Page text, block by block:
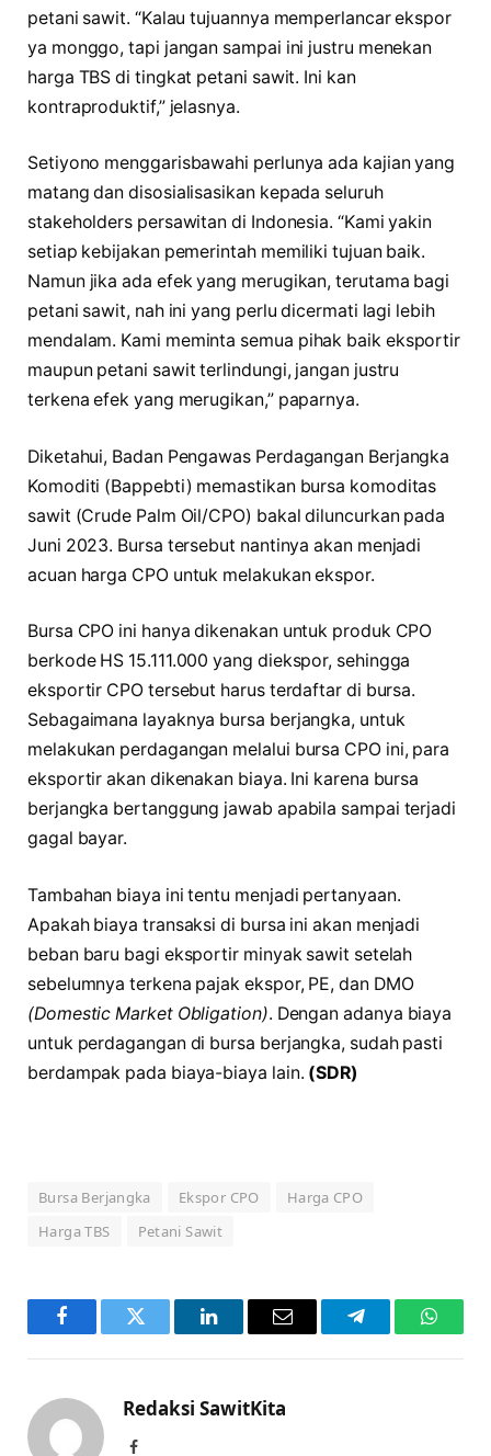
petani sawit. “Kalau tujuannya memperlancar ekspor
ya monggo, tapi jangan sampai ini justru menekan
harga TBS di tingkat petani sawit. Ini kan
kontraproduktif,” jelasnya.
Setiyono menggarisbawahi perlunya ada kajian yang
matang dan disosialisasikan kepada seluruh
stakeholders persawitan di Indonesia. “Kami yakin
setiap kebijakan pemerintah memiliki tujuan baik.
Namun jika ada efek yang merugikan, terutama bagi
petani sawit, nah ini yang perlu dicermati lagi lebih
mendalam. Kami meminta semua pihak baik eksportir
maupun petani sawit terlindungi, jangan justru
terkena efek yang merugikan,” paparnya.
Diketahui, Badan Pengawas Perdagangan Berjangka
Komoditi (Bappebti) memastikan bursa komoditas
sawit (Crude Palm Oil/CPO) bakal diluncurkan pada
Juni 2023. Bursa tersebut nantinya akan menjadi
acuan harga CPO untuk melakukan ekspor.
Bursa CPO ini hanya dikenakan untuk produk CPO
berkode HS 15.111.000 yang diekspor, sehingga
eksportir CPO tersebut harus terdaftar di bursa.
Sebagaimana layaknya bursa berjangka, untuk
melakukan perdagangan melalui bursa CPO ini, para
eksportir akan dikenakan biaya. Ini karena bursa
berjangka bertanggung jawab apabila sampai terjadi
gagal bayar.
Tambahan biaya ini tentu menjadi pertanyaan.
Apakah biaya transaksi di bursa ini akan menjadi
beban baru bagi eksportir minyak sawit setelah
sebelumnya terkena pajak ekspor, PE, dan DMO
(Domestic Market Obligation). Dengan adanya biaya
untuk perdagangan di bursa berjangka, sudah pasti
berdampak pada biaya-biaya lain. (SDR)
Bursa Berjangka Ekspor CPO
Harga CPO
Harga TBS
Petani Sawit
FacebookTwitter LinkedInEmail Telegram
Redaksi SawitKita
Facebook